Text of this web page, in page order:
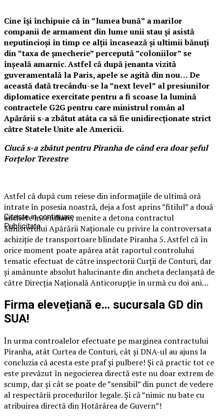
Cine își închipuie că în ”lumea bună” a marilor
companii de armament din lume unii stau și asistă
neputincioși în timp ce alții încasează și ultimii bănuți
din ”taxa de șmecherie” percepută ”coloniilor” se
înșeală amarnic. Astfel că după jenanta vizită
guveramentală la Paris, apele se agită din nou… De
această dată trecându-se la ”next level” al presiunilor
diplomatice exercitate pentru a fi scoase la lumină
contractele G2G pentru care ministrul român al
Apărării s-a zbătut atâta ca să fie unidirecționate strict
către Statele Unite ale Americii.
Ciucă s-a zbătut pentru Piranha de când era doar șeful
Forțelor Terestre
Astfel că după cum reiese din informațiile de ultimă oră
intrate în posesia noastră, deja a fost aprins ”fitilul” a două
anchete incendiare, menite a detona contractul
Ministerului Apărării Naționale cu privire la controversata
achiziție de transportoare blindate Piranha 5. Astfel că în
orice moment poate apărea atât raportul controlului
tematic efectuat de către inspectorii Curții de Conturi, dar
și amănunte absolut halucinante din ancheta declanșată de
către Direcția Națională Anticorupție în urmă cu doi ani…
Firma elevețiană e… sucursala GD din
SUA!
În urma controalelor efectuate pe marginea contractului
Piranha, atât Curtea de Conturi, cât și DNA-ul au ajuns la
concluzia că acesta este praf și pulbere! Și că practic tot ce
este prevăzut în negocierea directă este nu doar extrem de
scump, dar și cât se poate de ”sensibil” din punct de vedere
al respectării procedurilor legale. Și că ”nimic nu bate cu
atribuirea directă din Hotărârea de Guvern”!
Citeste in continuare
Publicitate